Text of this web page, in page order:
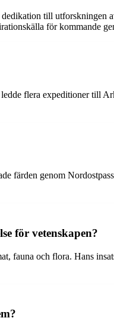
till utforskningen
för kommande
flera expeditioner till
färden genom
för vetenskapen?
fauna och flora. Hans